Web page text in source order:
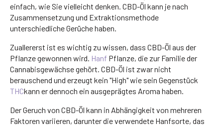
einfach, wie Sie vielleicht denken. CBD-Öl kann je nach
Zusammensetzung und Extraktionsmethode
unterschiedliche Gerüche haben.
Zuallererst ist es wichtig zu wissen, dass CBD-Öl aus der
Pflanze gewonnen wird. Hanf Pflanze, die zur Familie der
Cannabisgewächse gehört. CBD-Öl ist zwar nicht
berauschend und erzeugt kein "High" wie sein Gegenstück
THCkann er dennoch ein ausgeprägtes Aroma haben.
Der Geruch von CBD-Öl kann in Abhängigkeit von mehreren
Faktoren variieren, darunter die verwendete Hanfsorte, das